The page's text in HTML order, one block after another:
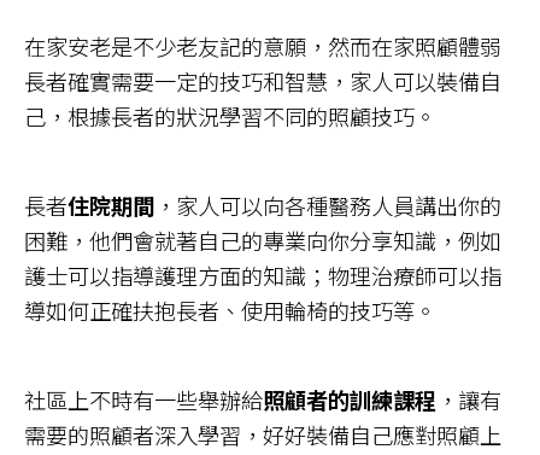
在家安老是不少老友記的意願，然而在家照顧體弱
長者確實需要一定的技巧和智慧，家人可以裝備自
己，根據長者的狀況學習不同的照顧技巧。
長者住院期間 ，家人可以向各種醫務人員講出你的
困難，他們會就著自己的專業向你分享知識，例如
護士可以指導護理方面的知識；物理治療師可以指
導如何正確扶抱長者、使用輪椅的技巧等。
社區上不時有一些舉辦給照顧者的訓練課程 ，讓有
需要的照顧者深入學習，好好裝備自己應對照顧上